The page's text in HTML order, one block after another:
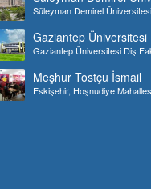
Süleyman Demirel
Gaziantep
Gaziantep Üniversitesi Diş
Meşhur Tostçu İsmail
Eskişehir, Hoşnudiye